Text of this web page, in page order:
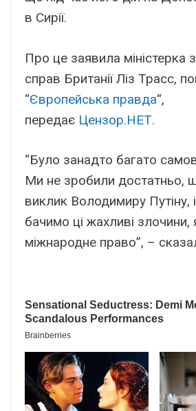
в Сирії.
Про це заявила міністерка
справ Британії Ліз Трасс,
“Європейська правда“,
передає Цензор.НЕТ.
“Було занадто багато
Ми не зробили достатньо,
виклик Володимиру Путіну,
бачимо ці жахливі злочини,
міжнародне право”, –